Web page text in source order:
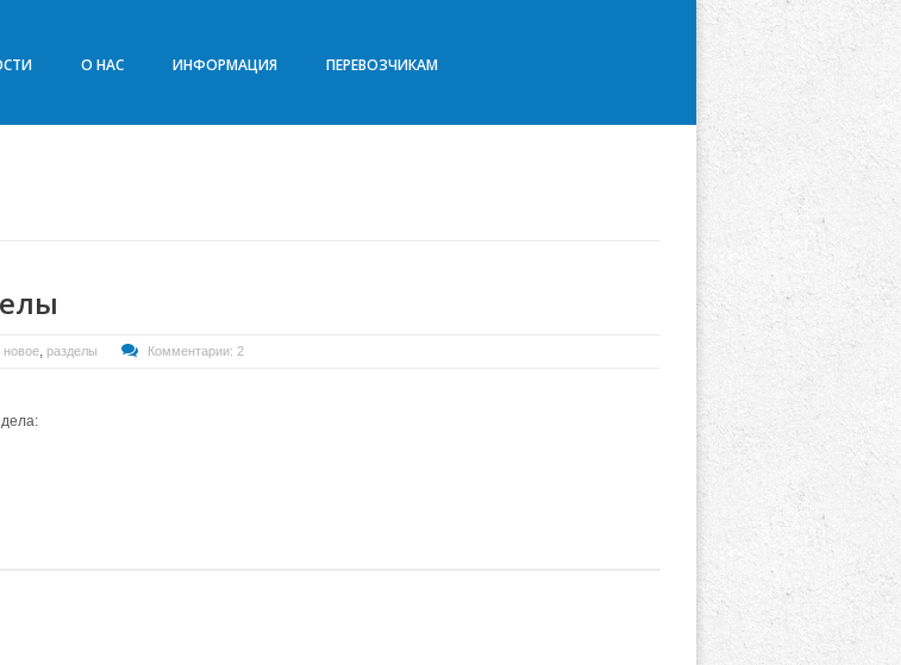
О НАС ИНФОРМАЦИЯ ПЕРЕВОЗЧИКАМ
новое, разделы Комментарии: 2